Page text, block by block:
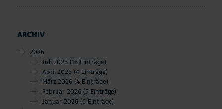
ARCHIV
2026
Juli 2026 (16 Einträge)
April 2026 (4 Einträge)
März 2026 (4 Einträge)
Februar 2026 (5 Einträge)
Januar 2026 (6 Einträge)